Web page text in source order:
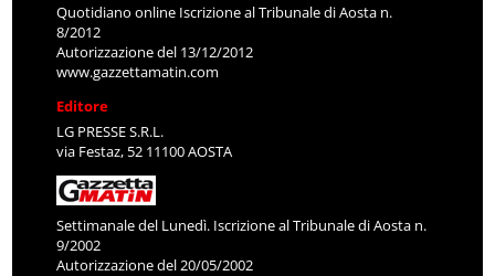
Quotidiano online Iscrizione al Tribunale di Aosta n.
8/2012
Autorizzazione del 13/12/2012
www.gazzettamatin.com
Editore
LG PRESSE S.R.L.
via Festaz, 52 11100 AOSTA
Settimanale del Lunedì. Iscrizione al Tribunale di Aosta n.
9/2002
Autorizzazione del 20/05/2002